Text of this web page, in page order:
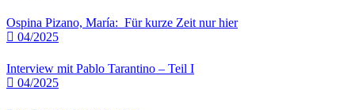
Ospina Pizano, María: Für kurze Zeit nur hier
04/2025
Interview mit Pablo Tarantino – Teil I
04/2025